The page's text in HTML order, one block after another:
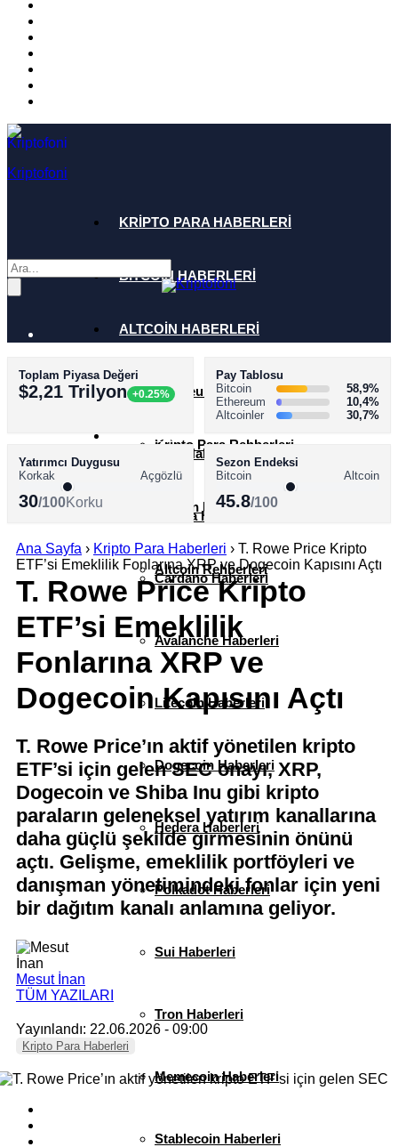
Kriptofoni
KRİPTO PARA HABERLERİ
BİTCOİN HABERLERİ
ALTCOİN HABERLERİ
Ethereum Haberleri
XRP Haberleri
Solana Haberleri
Cardano Haberleri
Avalanche Haberleri
Litecoin Haberleri
Dogecoin Haberleri
Hedera Haberleri
Polkadot Haberleri
Sui Haberleri
Tron Haberleri
Memecoin Haberleri
Stablecoin Haberleri
AKADEMİ
Kripto Para Rehberleri
Bitcoin Rehberleri
Altcoin Rehberleri
Toplam Piyasa Değeri
$2,21 Trilyon +0.25%
Pay Tablosu
Bitcoin
58,9%
Ethereum
10,4%
Altcoinler
30,7%
Yatırımcı Duygusu
Korkak
Açgözlü
30/100Korku
Sezon Endeksi
Bitcoin
Altcoin
45.8/100
Ana Sayfa › Kripto Para Haberleri › T. Rowe Price Kripto
ETF’si Emeklilik Fonlarına XRP ve Dogecoin Kapısını Açtı
T. Rowe Price Kripto
ETF’si Emeklilik
Fonlarına XRP ve
Dogecoin Kapısını Açtı
T. Rowe Price’ın aktif yönetilen kripto
ETF’si için gelen SEC onayı, XRP,
Dogecoin ve Shiba Inu gibi kripto
paraların geleneksel yatırım kanallarına
daha güçlü şekilde girmesinin önünü
açtı. Gelişme, emeklilik portföyleri ve
danışman yönetimindeki fonlar için yeni
bir dağıtım kanalı anlamına geliyor.
Mesut İnan
TÜM YAZILARI
Yayınlandı: 22.06.2026 - 09:00
Kripto Para Haberleri